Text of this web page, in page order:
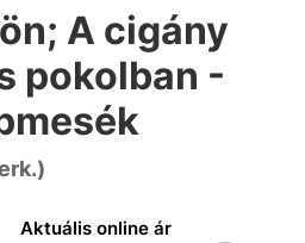
A cigány
pokolban -
Aktuális online ár